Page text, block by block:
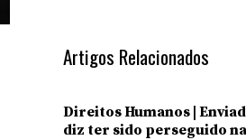
Artigos Relacionados
Direitos Humanos |
diz ter sido perseguido